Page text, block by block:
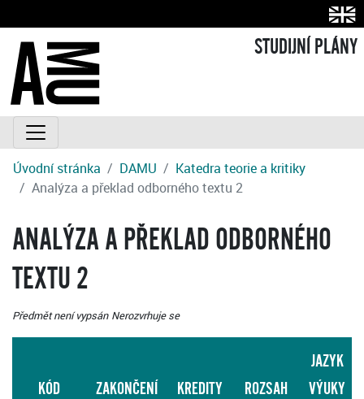
STUDIJNÍ PLÁNY
Úvodní stránka DAMU
Katedra teorie a kritiky
Analýza a překlad odborného textu 2
ANALÝZA A PŘEKLAD ODBORNÉHO
TEXTU 2
Předmět není vypsán Nerozvrhuje se
KÓD ZAKONČENÍ KREDITY ROZSAH
JAZYK
VÝUKY